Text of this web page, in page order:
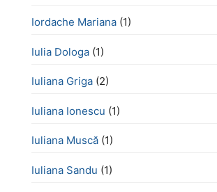
Iordache Mariana (1)
Iulia Dologa (1)
Iuliana Griga (2)
Iuliana Ionescu (1)
Iuliana Muscă (1)
Iuliana Sandu (1)